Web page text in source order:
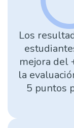
Los
mejora del
la
5 puntos